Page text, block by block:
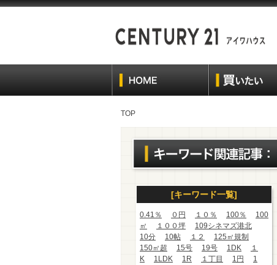
TOP
[キーワード一覧]
0.41％ ０円 １０％ 100％
100
㎡
１００坪
109シネマズ港北
10分
10帖 １２
125㎡規制
150㎡超
15号 19号 1DK
１
K
1LDK 1R １丁目 1円
1